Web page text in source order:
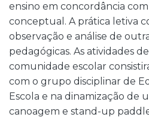
ensino em concordância
conceptual. A prática letiva
observação e análise de
pedagógicas. As atividades
comunidade escolar
com o grupo disciplinar de
Escola e na dinamização de
canoagem e stand-up